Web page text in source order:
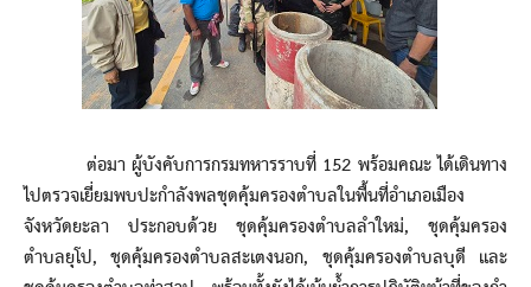
ต่อมา ผู้บังคับการกรมทหารราบที่ 152 พร้อมคณะ ได้เดินทาง
ไปตรวจเยี่ยมพบปะกำลังพลชุดคุ้มครองตำบลในพื้นที่อำเภอเมือง
จังหวัดยะลา ประกอบด้วย ชุดคุ้มครองตำบลลำใหม่, ชุดคุ้มครอง
ตำบลยุโป, ชุดคุ้มครองตำบลสะเตงนอก, ชุดคุ้มครองตำบลบุดี และ